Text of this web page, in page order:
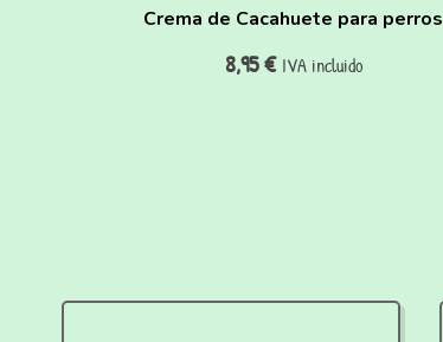
Crema de Cacahuete para perros
8,95€ IVA incluido